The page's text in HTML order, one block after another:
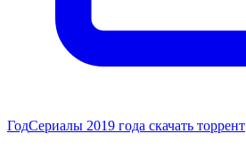
ГодСериалы 2019 года скачать торрент